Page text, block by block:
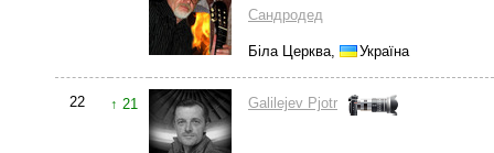
Сандродед
Біла Церква, Україна
22 ↑ 21 Galilejev Pjotr